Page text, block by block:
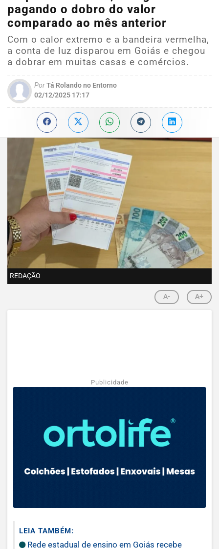
pagando o dobro do valor
comparado ao mês anterior
Com o calor extremo e a bandeira vermelha,
a conta de luz disparou em Goiás e chegou
a dobrar em muitas casas e comércios.
PorTá Rolando no Entorno
02/12/2025 17:17
REDAÇÃO
A- A+
Publicidade
LEIA TAMBÉM:
Rede estadual de ensino em Goiás recebe